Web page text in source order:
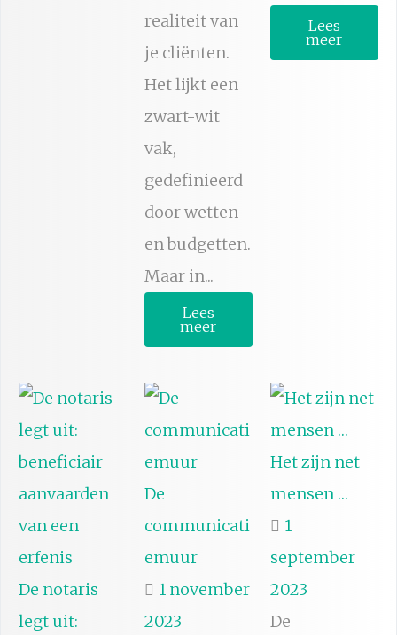
realiteit van
je cliënten.
Het lijkt een
zwart-wit
vak,
gedefinieerd
door wetten
en budgetten.
Maar in...
Lees
meer
Lees
meer
De notaris
legt uit:
De
communicati
emuur
1 november
2023
Het zijn net
mensen …
1
september
2023
De